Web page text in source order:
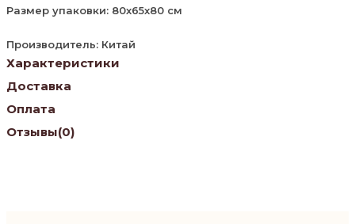
Размер упаковки: 80х65х80 см
Производитель: Китай
Характеристики
Доставка
Оплата
Отзывы(0)